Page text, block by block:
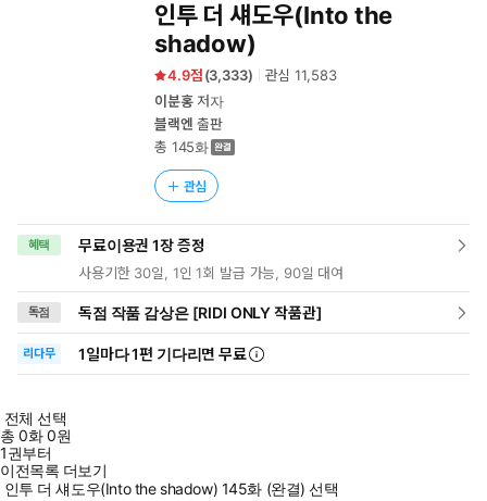
인투 더 섀도우(Into the
shadow)
4.9 (3,333) 관심11,583
이분홍저자
블랙엔 출판
총 145화
관심
혜택 무료이용권 1장 증정
사용기한 30일, 1인 1회 발급 가능, 90일 대여
독점 독점 작품 감상은 [RIDI ONLY 작품관]
리다무 1일마다1편 기다리면 무료
전체 선택
총0화0원
1권부터
이전목록 더보기
인투 더 섀도우(Into the shadow) 145화 (완결) 선택